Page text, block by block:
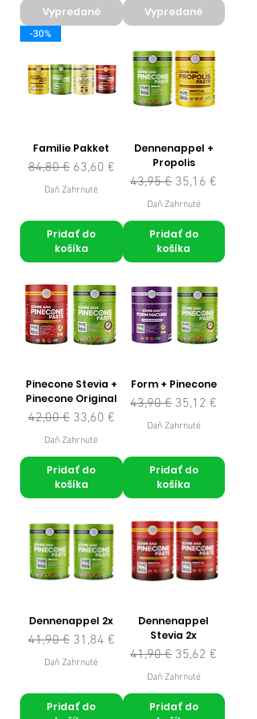
Vypredané Vypredané
-30%
Familie Pakket
Normálna cena
84,80 € Zľavnená cena
63,60 €
Daň Zahrnuté
Pridať do
košíka
Dennenappel +
Propolis
Normálna cena
43,95 € Zľavnená cena
35,16 €
Daň Zahrnuté
Pridať do
košíka
Pinecone Stevia +
Pinecone Original
Normálna cena
42,00 € Zľavnená cena
33,60 €
Daň Zahrnuté
Pridať do
košíka
Form + Pinecone
Normálna cena
43,90 € Zľavnená cena
35,12 €
Daň Zahrnuté
Pridať do
košíka
Dennenappel 2x
Normálna cena
41,90 € Zľavnená cena
31,84 €
Daň Zahrnuté
Pridať do
Dennenappel
Stevia 2x
Normálna cena
41,90 € Zľavnená cena
35,62 €
Daň Zahrnuté
Pridať do